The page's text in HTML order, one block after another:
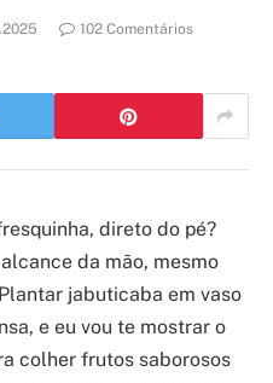
102 Comentários
direto do pé?
da mão, mesmo
jabuticaba em vaso
e eu vou te mostrar o
colher frutos saborosos